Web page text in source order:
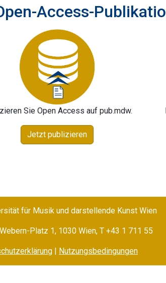
Access-
Sie Open Access auf pub.mdw.
Jetzt publizieren
für Musik und darstellende Kunst Wien
Platz 1, 1030 Wien, T +43 1 711 55
Nutzungsbedingungen